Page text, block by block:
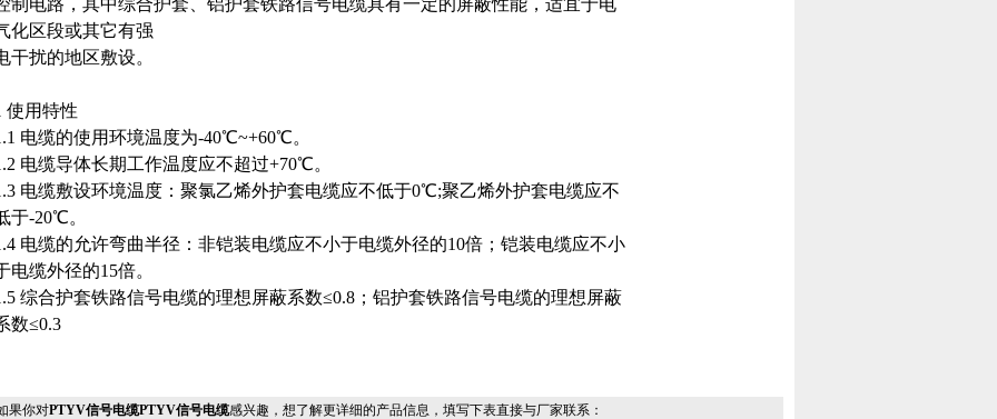
制电路，其中综合护套、铝护套铁路信号电缆具有一定的屏蔽性能，适宜于电
化区段或其它有强
干扰的地区敷设。
使用特性
电缆的使用环境温度为-40℃~+60℃。
电缆导体长期工作温度应不超过+70℃。
电缆敷设环境温度：聚氯乙烯外护套电缆应不低于0℃;聚乙烯外护套电缆应不
于-20℃。
电缆的允许弯曲半径：非铠装电缆应不小于电缆外径的10倍；铠装电缆应不小
电缆外径的15倍。
综合护套铁路信号电缆的理想屏蔽系数≤0.8；铝护套铁路信号电缆的理想屏蔽
数≤0.3
你对PTYV信号电缆PTYV信号电缆感兴趣，想了解更详细的产品信息，填写下表直接与厂家联系：